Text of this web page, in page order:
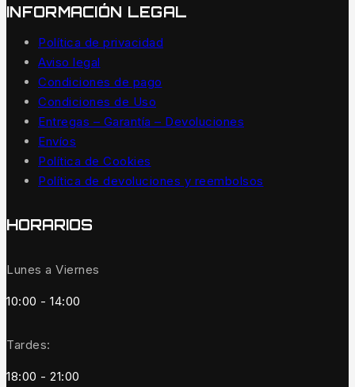
INFORMACIÓN LEGAL
Política de privacidad
Aviso legal
Condiciones de pago
Condiciones de Uso
Entregas – Garantía – Devoluciones
Envíos
Política de Cookies
Política de devoluciones y reembolsos
HORARIOS
Lunes a Viernes
10:00 - 14:00
Tardes:
18:00 - 21:00